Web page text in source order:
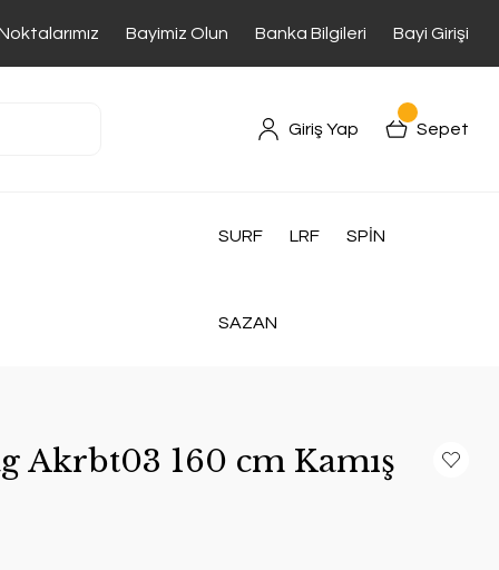
Bayimiz Olun Banka Bilgileri Bayi Girişi
Giriş Yap Sepet
SURF LRF SPİN
SAZAN
Akrbt03 160 cm Kamış